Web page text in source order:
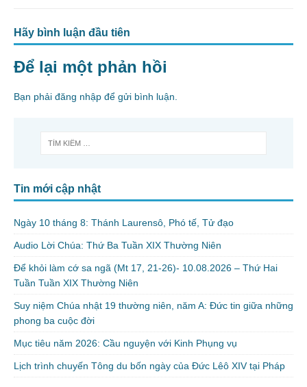
Hãy bình luận đầu tiên
Để lại một phản hồi
Bạn phải đăng nhập để gửi bình luận.
Tin mới cập nhật
Ngày 10 tháng 8: Thánh Laurensô, Phó tế, Tử đạo
Audio Lời Chúa: Thứ Ba Tuần XIX Thường Niên
Để khỏi làm cớ sa ngã (Mt 17, 21-26)- 10.08.2026 – Thứ Hai
Tuần Tuần XIX Thường Niên
Suy niệm Chúa nhật 19 thường niên, năm A: Đức tin giữa những
phong ba cuộc đời
Mục tiêu năm 2026: Cầu nguyện với Kinh Phụng vụ
Lịch trình chuyến Tông du bốn ngày của Đức Lêô XIV tại Pháp